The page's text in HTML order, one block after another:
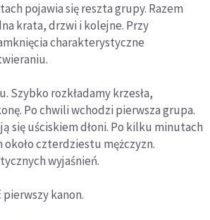
pojawia się reszta grupy. Razem
krata, drzwi i kolejne. Przy
charakterystyczne
Szybko rozkładamy krzesła,
Po chwili wchodzi pierwsza grupa.
się uściskiem dłoni. Po kilku minutach
około czterdziestu mężczyzn.
wyjaśnień.
kanon.